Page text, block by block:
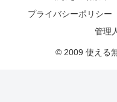
プライバシーポリシー
管理
© 2009 使える